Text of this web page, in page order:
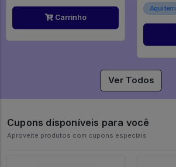
Carrinho
Aqui
Ver Todos
Cupons disponíveis para você
Aproveite produtos com cupons especiais